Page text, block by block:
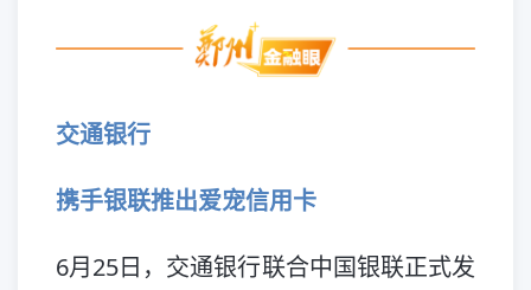
交通银行
携手银联推出爱宠信用卡
6月25日，交通银行联合中国银联正式发